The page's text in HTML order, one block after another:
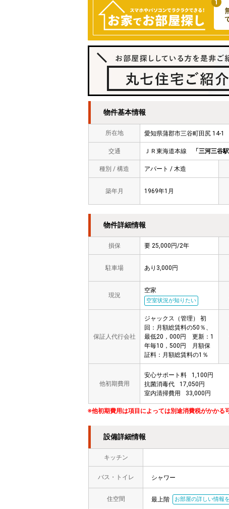
物件基本情報
所在地 愛知県蒲郡市三谷町田尻 14-1
交通 ＪＲ東海道本線 「三河三谷駅
種別 / 構造 アパート / 木造
築年月 1969年1月
物件詳細情報
損保 要 25,000円/2年
駐車場 あり3,000円
現況
空家
空室状況が知りたい
保証人代行会社
ジャックス（管理） 初
回：月額総賃料の50％、
最低20，000円 更新：1
年毎10，500円 月額保
証料：月額総賃料の1％
他初期費用
安心サポート料
1,100円
抗菌消毒代
17,050円
室内清掃費用
33,000円
※他初期費用は項目によっては別途消費税がかかる
設備詳細情報
キッチン
バス・トイレ シャワー
住空間 最上階 お部屋の詳しい情報